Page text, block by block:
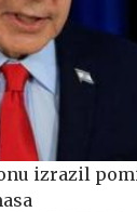
izrazil